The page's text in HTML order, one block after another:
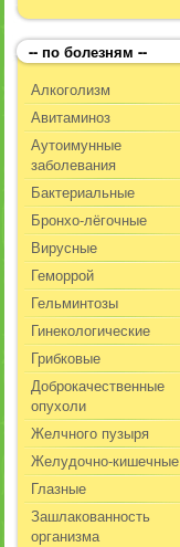
-- по болезням --
Алкоголизм
Авитаминоз
Аутоимунные
заболевания
Бактериальные
Бронхо-лёгочные
Вирусные
Геморрой
Гельминтозы
Гинекологические
Грибковые
Доброкачественные
опухоли
Желчного пузыря
Желудочно-кишечные
Глазные
Зашлакованность
организма